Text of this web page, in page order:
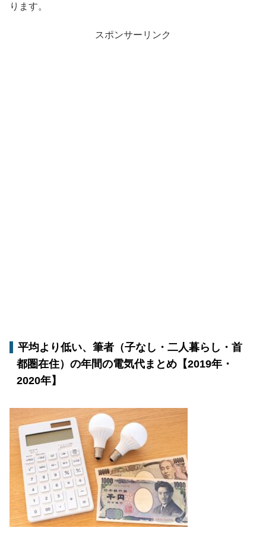
ります。
スポンサーリンク
平均より低い、筆者（子なし・二人暮らし・首
都圏在住）の年間の電気代まとめ【2019年・
2020年】